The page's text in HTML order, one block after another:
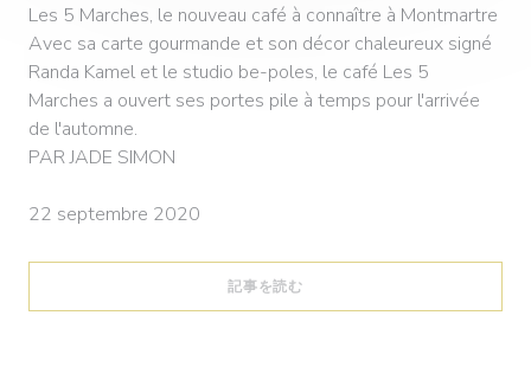
Les 5 Marches, le nouveau café à connaître à Montmartre
Avec sa carte gourmande et son décor chaleureux signé
Randa Kamel et le studio be-poles, le café Les 5
Marches a ouvert ses portes pile à temps pour l'arrivée
de l'automne.
PAR JADE SIMON
22 septembre 2020
記事を読む